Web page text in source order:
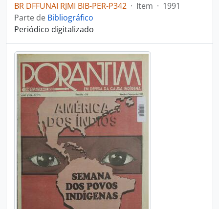
BR DFFUNAI RJMI BIB-PER-P342 · Item · 1991
Parte de Bibliográfico
Periódico digitalizado